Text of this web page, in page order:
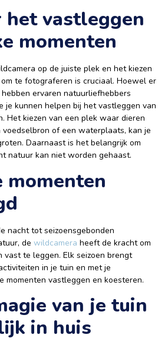
het vastleggen
momenten
op de juiste plek en het kiezen
te fotograferen is cruciaal. Hoewel er
ervaren natuurliefhebbers
je kunnen helpen bij het vastleggen van
Het kiezen van een plek waar dieren
voedselbron of een waterplaats, kan je
Daarnaast is het belangrijk om
natuur kan niet worden gehaast.
momenten
nacht tot seizoensgebonden
de wildcamera heeft de kracht om
vast te leggen. Elk seizoen brengt
in je tuin en met je
momenten vastleggen en koesteren.
van je tuin
in huis